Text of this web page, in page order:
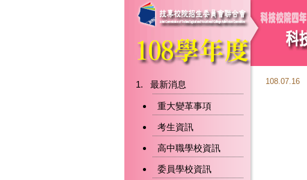
最新消息
重大變革事項
考生資訊
高中職學校資訊
委員學校資訊
108.07.16